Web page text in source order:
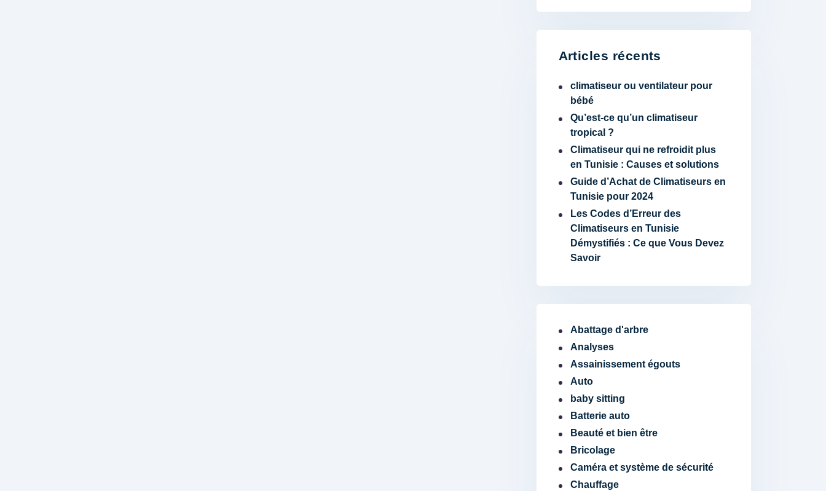
Articles récents
climatiseur ou ventilateur pour
bébé
Qu’est-ce qu’un climatiseur
tropical ?
Climatiseur qui ne refroidit plus
en Tunisie : Causes et solutions
Guide d’Achat de Climatiseurs en
Tunisie pour 2024
Les Codes d’Erreur des
Climatiseurs en Tunisie
Démystifiés : Ce que Vous Devez
Savoir
Abattage d'arbre
Analyses
Assainissement égouts
Auto
baby sitting
Batterie auto
Beauté et bien être
Bricolage
Caméra et système de sécurité
Chauffage